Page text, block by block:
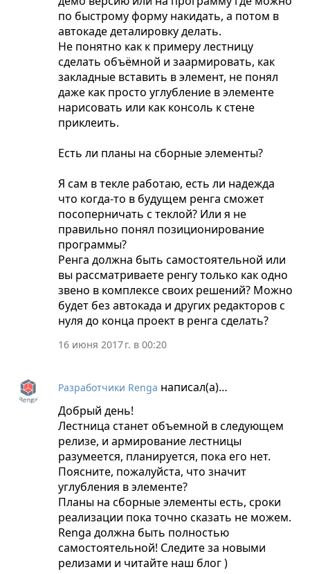
по быстрому форму накидать, а потом в
автокаде деталировку делать.
Не понятно как к примеру лестницу
сделать объёмной и заармировать, как
закладные вставить в элемент, не понял
даже как просто углубление в элементе
нарисовать или как консоль к стене
приклеить.
Есть ли планы на сборные элементы?
Я сам в текле работаю, есть ли надежда
что когда-то в будущем ренга сможет
посоперничать с теклой? Или я не
правильно понял позиционирование
программы?
Ренга должна быть самостоятельной или
вы рассматриваете ренгу только как одно
звено в комплексе своих решений? Можно
будет без автокада и других редакторов с
нуля до конца проект в ренга сделать?
16 июня 2017 г. в 00:20
Разработчики Renga написал(а)…
Добрый день!
Лестница станет объемной в следующем
релизе, и армирование лестницы
разумеется, планируется, пока его нет.
Поясните, пожалуйста, что значит
углубления в элементе?
Планы на сборные элементы есть, сроки
реализации пока точно сказать не можем.
Renga должна быть полностью
самостоятельной! Следите за новыми
релизами и читайте наш блог )